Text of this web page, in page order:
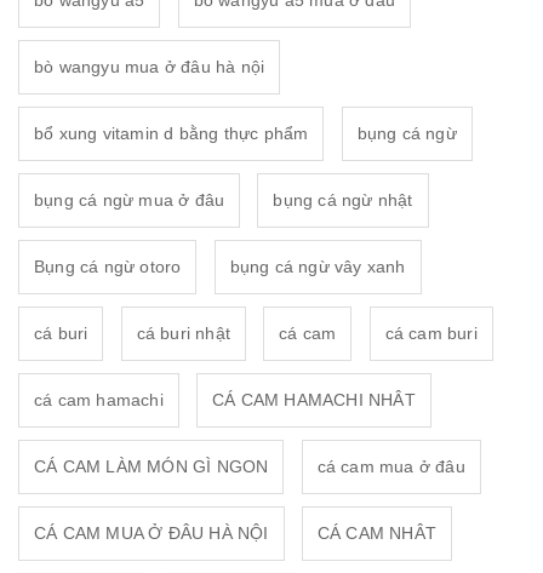
bò wangyu mua ở đâu hà nội
bổ xung vitamin d bằng thực phẩm bụng cá ngừ
bụng cá ngừ mua ở đâu bụng cá ngừ nhật
Bụng cá ngừ otoro bụng cá ngừ vây xanh
cá buri cá buri nhật cá cam cá cam buri
cá cam hamachi CÁ CAM HAMACHI NHÂT
CÁ CAM LÀM MÓN GÌ NGON cá cam mua ở đâu
CÁ CAM MUA Ở ĐÂU HÀ NỘI CÁ CAM NHÂT